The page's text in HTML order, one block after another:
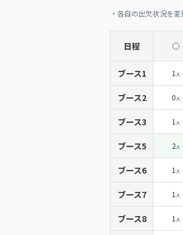
・各自の出欠状況を
日程 ◯
ブース1 1 人
ブース2 0人
ブース3 1 人
ブース5 2人
ブース6 1 人
ブース7 1 人
ブース8 1 人